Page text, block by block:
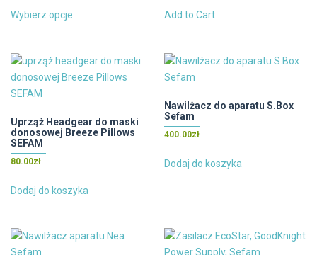
Wybierz opcje
wariantów.
wybrać
na
Add to Cartprodukt
wariantów.
można
produktu
Uprząż Headgear do maski
donosowej Breeze Pillows
SEFAM
80.00zł
Dodaj do koszyka
Nawilżacz do aparatu S.Box
Sefam
400.00zł
Dodaj do koszyka